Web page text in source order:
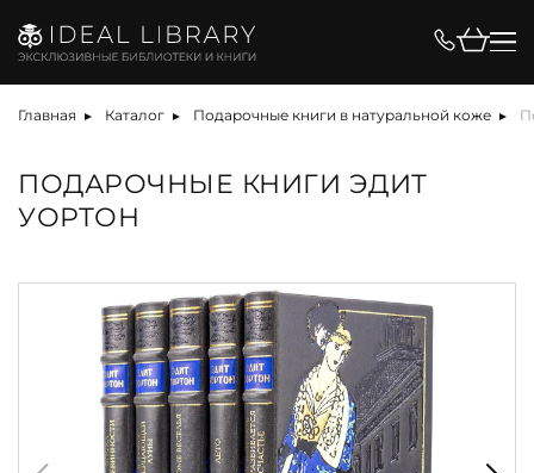
Главная Каталог Подарочные книги в натуральной коже
ПОДАРОЧНЫЕ КНИГИ ЭДИТ
УОРТОН